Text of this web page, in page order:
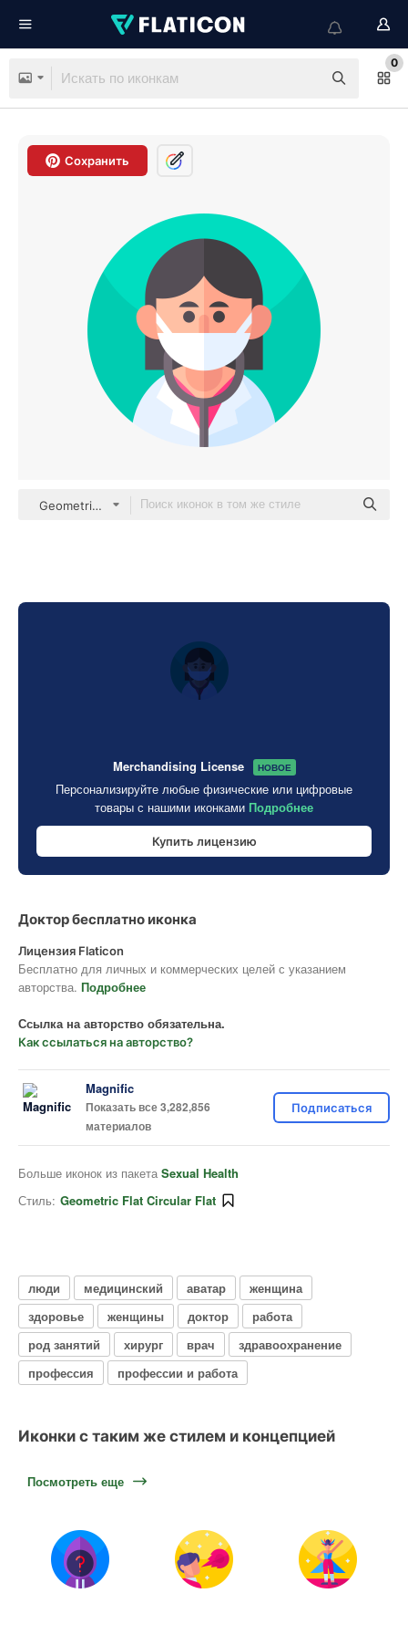
0
Сохранить
Geometric Flat Circular Flat
Merchandising License НОВОЕ
Персонализируйте любые физические или цифровые
товары с нашими иконками Подробнее
Купить лицензию
Доктор бесплатно иконка
Лицензия Flaticon
Бесплатно для личных и коммерческих целей с указанием
авторства. Подробнее
Ссылка на авторство обязательна.
Как ссылаться на авторство?
Magnific
Показать все 3,282,856
материалов
Подписаться
Больше иконок из пакета Sexual Health
Стиль: Geometric Flat Circular Flat
люди медицинский аватар
женщина
здоровье
женщины доктор
работа
род занятий
хирург врач
здравоохранение
профессия
профессии и работа
Иконки с таким же стилем и концепцией
Посмотреть еще